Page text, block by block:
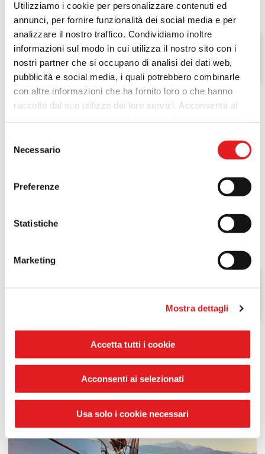
Utilizziamo i cookie per personalizzare contenuti ed
annunci, per fornire funzionalità dei social media e per
analizzare il nostro traffico. Condividiamo inoltre
informazioni sul modo in cui utilizza il nostro sito con i
nostri partner che si occupano di analisi dei dati web,
pubblicità e social media, i quali potrebbero combinarle
con altre informazioni che ha fornito loro o che hanno
raccolto dal suo utilizzo dei loro servizi. Acconsenta ai
delNecessario
Preferenze
Statistiche
Marketing
Mostra dettagli
Accetta tutti i cookie
Acconsenti ai selezionati
Usa solo i cookie necessari
MOTO
VEICOLI COMMERCIALI